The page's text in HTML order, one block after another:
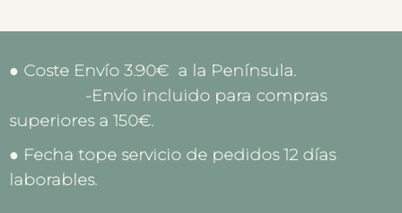
● Coste Envío 3.90€ a la Península.
-Envío incluido para compras
superiores a 150€.
● Fecha tope servicio de pedidos 12 días
laborables.